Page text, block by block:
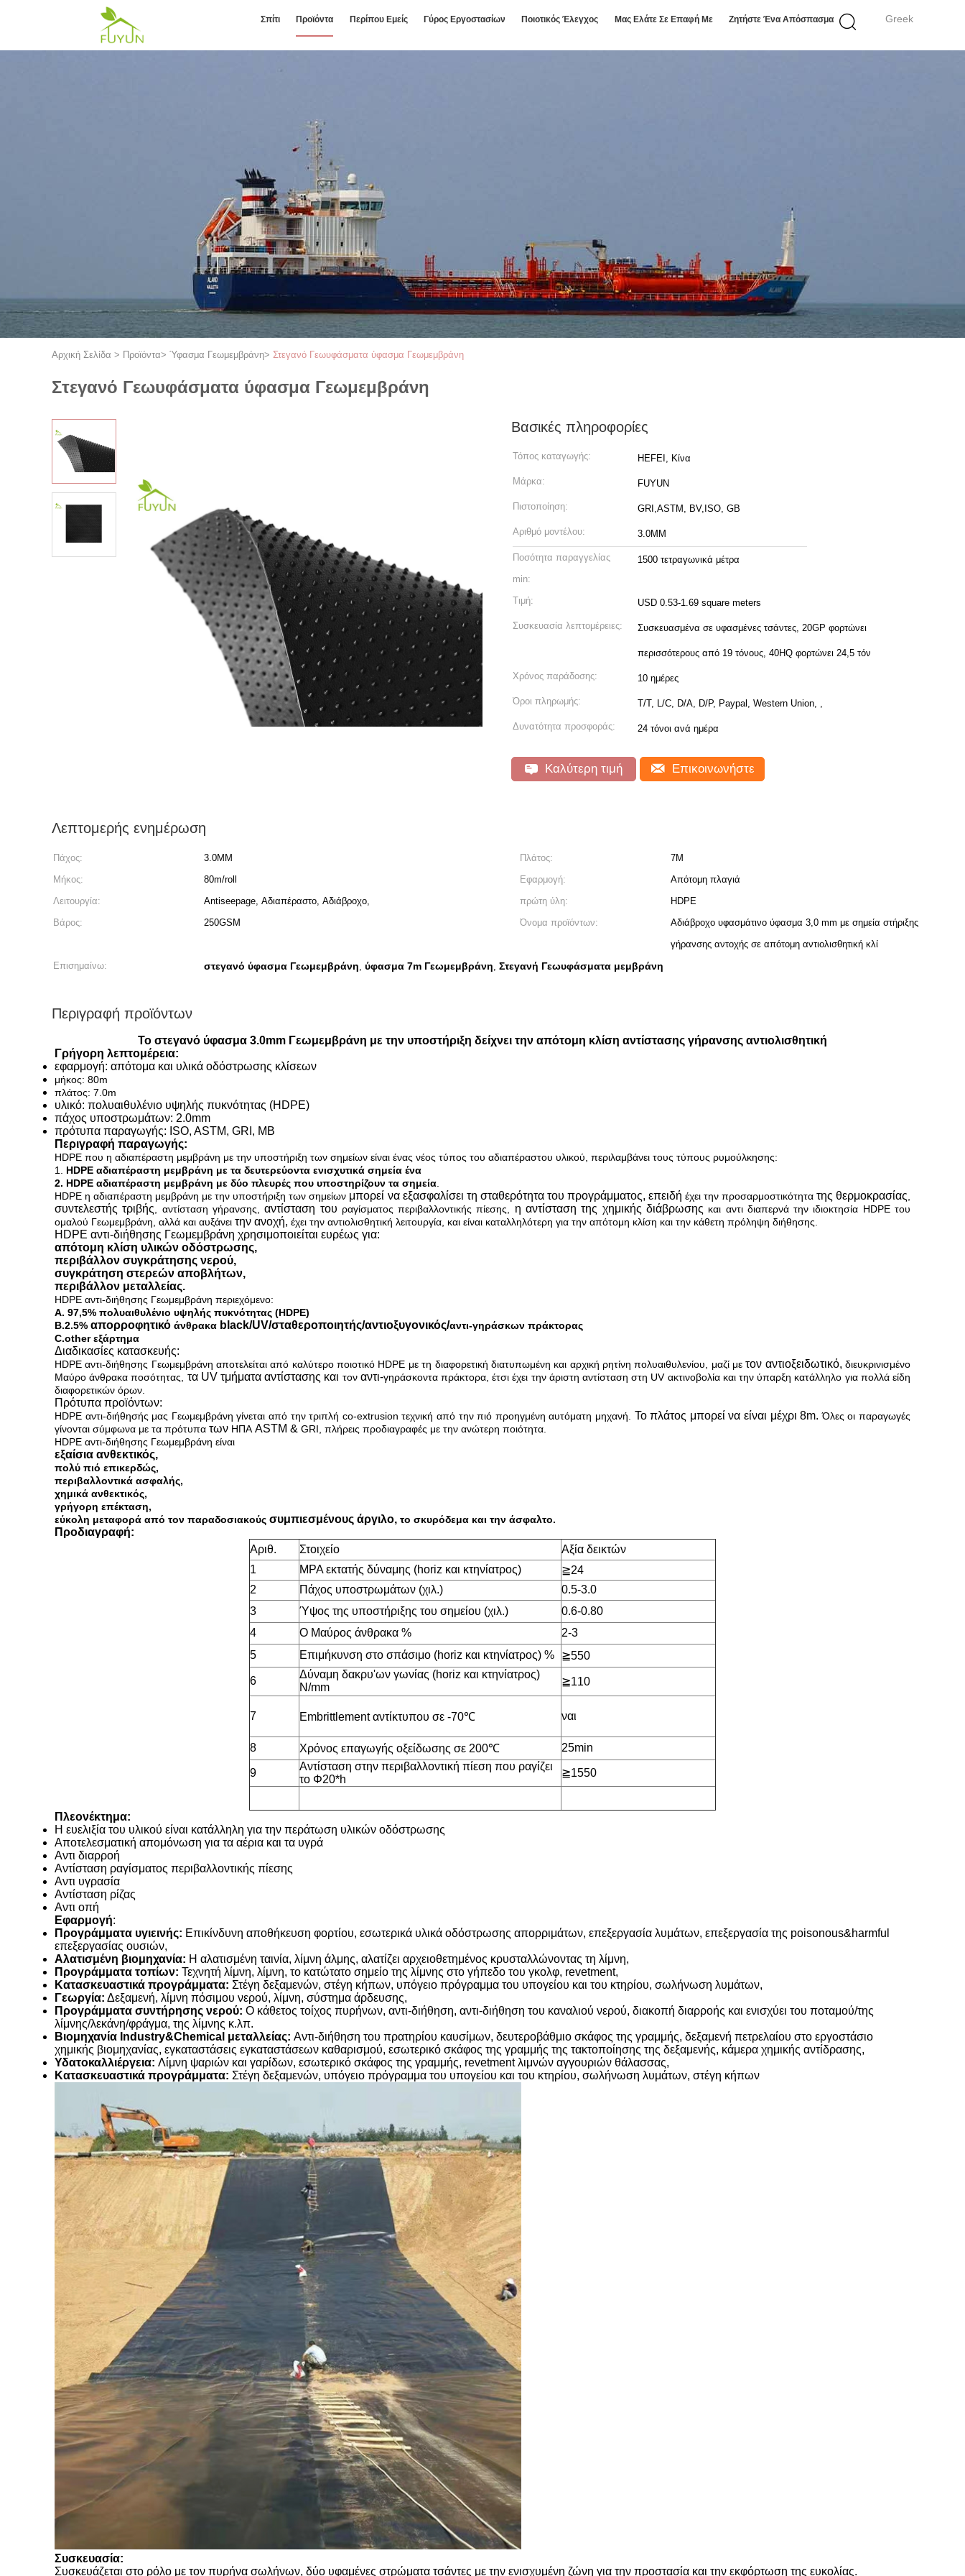
Greek
Σπίτι Προϊόντα Περίπου Εμείς Γύρος Εργοστασίων Ποιοτικός Έλεγχος Μας Ελάτε Σε Επαφή Με Ζητήστε Ένα Απόσπασμα
Αρχική Σελίδα > Προϊόντα> Ύφασμα Γεωμεμβράνη> Στεγανό Γεωυφάσματα ύφασμα Γεωμεμβράνη
Στεγανό Γεωυφάσματα ύφασμα Γεωμεμβράνη
Βασικές πληροφορίες
Τόπος καταγωγής: HEFEI, Κίνα
Μάρκα: FUYUN
Πιστοποίηση: GRI,ASTM, BV,ISO, GB
Αριθμό μοντέλου: 3.0MM
Ποσότητα παραγγελίας
min:
1500 τετραγωνικά μέτρα
Τιμή: USD 0.53-1.69 square meters
Συσκευασία λεπτομέρειες: Συσκευασμένα σε υφασμένες τσάντες, 20GP φορτώνει
περισσότερους από 19 τόνους, 40HQ φορτώνει 24,5 τόν
Χρόνος παράδοσης: 10 ημέρες
Όροι πληρωμής: T/T, L/C, D/A, D/P, Paypal, Western Union, ,
Δυνατότητα προσφοράς: 24 τόνοι ανά ημέρα
Καλύτερη τιμή Επικοινωνήστε
Λεπτομερής ενημέρωση
Πάχος: 3.0MM Πλάτος:
7M
Μήκος:
80m/roll Εφαρμογή:
Απότομη πλαγιά
Λειτουργία:
Antiseepage, Αδιαπέραστο, Αδιάβροχο, πρώτη ύλη:
HDPE
Βάρος:
250GSM Όνομα προϊόντων:
Αδιάβροχο υφασμάτινο ύφασμα 3,0 mm με σημεία στήριξης
γήρανσης αντοχής σε απότομη αντιολισθητική κλί
Επισημαίνω:
στεγανό ύφασμα Γεωμεμβράνη, ύφασμα 7m Γεωμεμβράνη, Στεγανή Γεωυφάσματα μεμβράνη
Περιγραφή προϊόντων
Το στεγανό ύφασμα 3.0mm Γεωμεμβράνη με την υποστήριξη δείχνει την απότομη κλίση αντίστασης γήρανσης αντιολισθητική
Γρήγορη λεπτομέρεια:
εφαρμογή: απότομα και υλικά οδόστρωσης κλίσεων
μήκος: 80m
πλάτος: 7.0m
υλικό: πολυαιθυλένιο υψηλής πυκνότητας (HDPE)
πάχος υποστρωμάτων: 2.0mm
πρότυπα παραγωγής: ISO, ASTM, GRI, ΜΒ
Περιγραφή παραγωγής:
HDPE που η αδιαπέραστη μεμβράνη με την υποστήριξη των σημείων είναι ένας νέος τύπος του αδιαπέραστου υλικού, περιλαμβάνει τους τύπους ρυμούλκησης:
1. HDPE αδιαπέραστη μεμβράνη με τα δευτερεύοντα ενισχυτικά σημεία ένα
2. HDPE αδιαπέραστη μεμβράνη με δύο πλευρές που υποστηρίζουν τα σημεία
HDPE η αδιαπέραστη μεμβράνη με την υποστήριξη των σημείων μπορεί να εξασφαλίσει τη σταθερότητα του προγράμματος, επειδή έχει την προσαρμοστικότητατης θερμοκρασίας
συντελεστής τριβής , αντίσταση γήρανσης, αντίσταση του ραγίσματος περιβαλλοντικής πίεσης, η αντίστασητης χημικής διάβρωσης και αντι διαπερνά την ιδιοκτησία HDPE του
ομαλού Γεωμεμβράνη, αλλά και αυξάνει την ανοχή, έχει την αντιολισθητική λειτουργία, και είναι καταλληλότερη για την απότομη κλίση και την κάθετη πρόληψη διήθησης.
HDPE αντι-διήθησης Γεωμεμβράνη χρησιμοποιείται ευρέως για:
απότομη κλίση υλικών οδόστρωσης,
περιβάλλον συγκράτησης νερού,
συγκράτηση στερεών αποβλήτων,
περιβάλλον μεταλλείας.
HDPE αντι-διήθησης Γεωμεμβράνη περιεχόμενο:
Α. 97,5% πολυαιθυλένιο υψηλής πυκνότητας (HDPE)
B.2.5% απορροφητικό άνθρακα black/UV/σταθεροποιητής/αντιοξυγονικός/αντι-γηράσκων πράκτορας
C.other εξάρτημα
Διαδικασίες κατασκευής:
HDPE αντι-διήθησης Γεωμεμβράνη αποτελείται από καλύτερο ποιοτικό HDPE με τη διαφορετική διατυπωμένη και αρχική ρητίνη πολυαιθυλενίου, μαζί μετον αντιοξειδωτικό,διευκρινισμένο
Μαύρο άνθρακα ποσότητας,
τα UV τμήματα αντίστασης και τοναντι-γηράσκοντα πράκτορα, έτσι έχει την άριστη αντίσταση στη UV ακτινοβολία και την ύπαρξη κατάλληλο για πολλά είδη
διαφορετικών όρων.
Πρότυπα προϊόντων:
HDPE αντι-διήθησής μας Γεωμεμβράνη γίνεται από την τριπλή co-extrusion τεχνική από την πιό προηγμένη αυτόματη μηχανή. Το πλάτος μπορεί να είναι μέχρι 8m. Όλες οι παραγωγές
γίνονται σύμφωνα με τα πρότυπα των ΗΠΑ ASTM & GRI, πλήρεις προδιαγραφές με την ανώτερη ποιότητα.
HDPE αντι-διήθησης Γεωμεμβράνη είναι
εξαίσια ανθεκτικός,
πολύ πιό επικερδώς,
περιβαλλοντικά ασφαλής,
χημικά ανθεκτικός,
γρήγορη επέκταση,
εύκολη μεταφορά από τον παραδοσιακούς συμπιεσμένους άργιλο, το σκυρόδεμα και την άσφαλτο.
Προδιαγραφή:
Αριθ.
Στοιχείο
Αξία δεικτών
1
MPA εκτατής δύναμης (horiz και κτηνίατρος) ≧24
2
Πάχος υποστρωμάτων (χιλ.)
0.5-3.0
3
Ύψος της υποστήριξης του σημείου (χιλ.)
0.6-0.80
4
Ο Μαύρος άνθρακα %
2-3
5
Επιμήκυνση στο σπάσιμο (horiz και κτηνίατρος) % ≧550
6
Δύναμη δακρυ'ων γωνίας (horiz και κτηνίατρος)
N/mm
≧110
7 Embrittlement αντίκτυπου σε -70℃ ναι
8 Χρόνος επαγωγής οξείδωσης σε 200℃ 25min
9
Αντίσταση στην περιβαλλοντική πίεση που ραγίζει
το Φ20*h
≧1550
Πλεονέκτημα:
Η ευελιξία του υλικού είναι κατάλληλη για την περάτωση υλικών οδόστρωσης
Αποτελεσματική απομόνωση για τα αέρια και τα υγρά
Αντι διαρροή
Αντίσταση ραγίσματος περιβαλλοντικής πίεσης
Αντι υγρασία
Αντίσταση ρίζας
Αντι οπή
Εφαρμογή:
Προγράμματα υγιεινής: Επικίνδυνη αποθήκευση φορτίου, εσωτερικά υλικά οδόστρωσης απορριμάτων, επεξεργασία λυμάτων, επεξεργασία της poisonous&harmful
επεξεργασίας ουσιών,
Αλατισμένη βιομηχανία: Η αλατισμένη ταινία, λίμνη άλμης, αλατίζει αρχειοθετημένος κρυσταλλώνοντας τη λίμνη,
Προγράμματα τοπίων: Τεχνητή λίμνη, λίμνη, το κατώτατο σημείο της λίμνης στο γήπεδο του γκολφ, revetment,
Κατασκευαστικά προγράμματα: Στέγη δεξαμενών, στέγη κήπων, υπόγειο πρόγραμμα του υπογείου και του κτηρίου, σωλήνωση λυμάτων,
Γεωργία: Δεξαμενή, λίμνη πόσιμου νερού, λίμνη, σύστημα άρδευσης,
Προγράμματα συντήρησης νερού: Ο κάθετος τοίχος πυρήνων, αντι-διήθηση, αντι-διήθηση του καναλιού νερού, διακοπή διαρροής και ενισχύει του ποταμού/της
λίμνης/λεκάνη/φράγμα, της λίμνης κ.λπ.
Βιομηχανία Industry&Chemical μεταλλείας: Αντι-διήθηση του πρατηρίου καυσίμων, δευτεροβάθμιο σκάφος της γραμμής, δεξαμενή πετρελαίου στο εργοστάσιο
χημικής βιομηχανίας, εγκαταστάσεις εγκαταστάσεων καθαρισμού, εσωτερικό σκάφος της γραμμής της τακτοποίησης της δεξαμενής, κάμερα χημικής αντίδρασης,
Υδατοκαλλιέργεια: Λίμνη ψαριών και γαρίδων, εσωτερικό σκάφος της γραμμής, revetment λιμνών αγγουριών θάλασσας,
Κατασκευαστικά προγράμματα: Στέγη δεξαμενών, υπόγειο πρόγραμμα του υπογείου και του κτηρίου, σωλήνωση λυμάτων, στέγη κήπων
Συσκευασία:
Συσκευάζεται στο ρόλο με τον πυρήνα σωλήνων, δύο υφαμένες στρώματα τσάντες με την ενισχυμένη ζώνη για την προστασία και την εκφόρτωση της ευκολίας.